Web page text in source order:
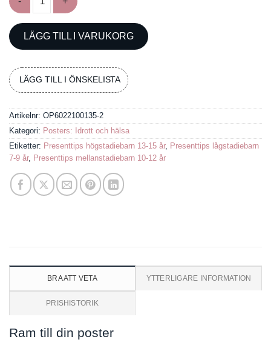
LÄGG TILL I VARUKORG
LÄGG TILL I ÖNSKELISTA
Artikelnr: OP6022100135-2
Kategori: Posters: Idrott och hälsa
Etiketter: Presenttips högstadiebarn 13-15 år, Presenttips lågstadiebarn
7-9 år, Presenttips mellanstadiebarn 10-12 år
BRA ATT VETA YTTERLIGARE INFORMATION
PRISHISTORIK
Ram till din poster